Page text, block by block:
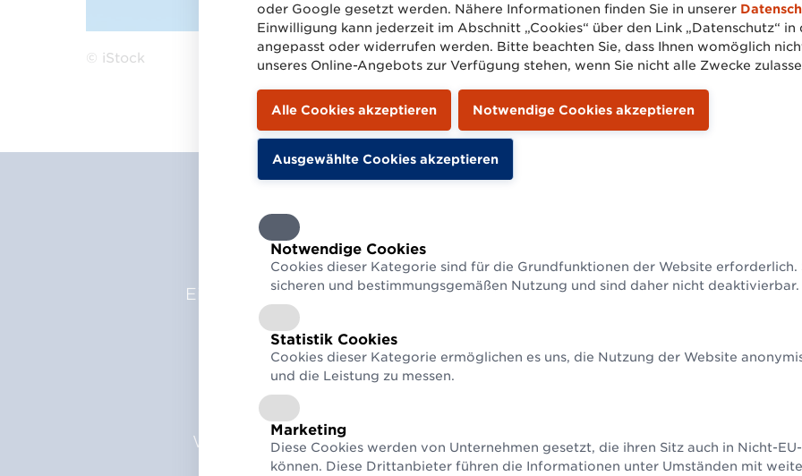
Es gibt jedoch Unterschiede
Verwaltung und einer GLN, die
© iStock
Welche GLN benötigen
Eine GLN der öffentlichen Verwaltung kannnichtfür die Identifikation
Filialen, Lager oder Ähnlichem verwendet werden. Sie identifiziert
Benötigen Sienur eine GLN, um Ihr Unternehmen zu identifizieren,
Wollen Sieweitere Lokationen mit einer GLNversehen, dann
GS1 Austria. Sie erhalten eineGS1 Basisnummer, die es Ihnen
oder Google gesetzt werden. Nähere Informationen finden Sie in unserer
Einwilligung kann jederzeit im Abschnitt „Cookies“ über den Link „Datenschutz“ in
angepasst oder widerrufen werden. Bitte beachten Sie, dass Ihnen womöglich
unseres Online-Angebots zur Verfügung stehen, wenn Sie nicht alle Zwecke
Notwendige Cookies
Cookies dieser Kategorie sind für die Grundfunktionen der Website erforderlich.
sicheren und bestimmungsgemäßen Nutzung und sind daher nicht deaktivierbar.
Statistik Cookies
Cookies dieser Kategorie ermöglichen es uns, die Nutzung der Website
und die Leistung zu messen.
Marketing
Diese Cookies werden von Unternehmen gesetzt, die ihren Sitz auch in Nicht-
können. Diese Drittanbieter führen die Informationen unter Umständen mit